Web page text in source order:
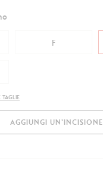
F
AGGIUNGI UN'INCISIONE